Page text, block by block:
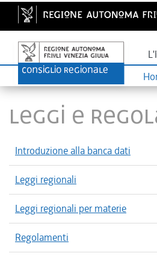
LEGGI E
Introduzione alla banca dati
Leggi regionali
Leggi regionali per materie
Regolamenti